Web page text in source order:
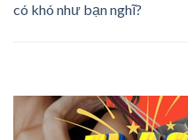
có khó như bạn nghĩ?